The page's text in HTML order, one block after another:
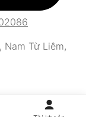
Từ Liêm,